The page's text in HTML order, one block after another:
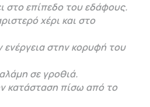
στο επίπεδο του εδάφους.
χέρι και στο
ενέργεια στην κορυφή του
σε γροθιά.
κατάσταση πίσω από το